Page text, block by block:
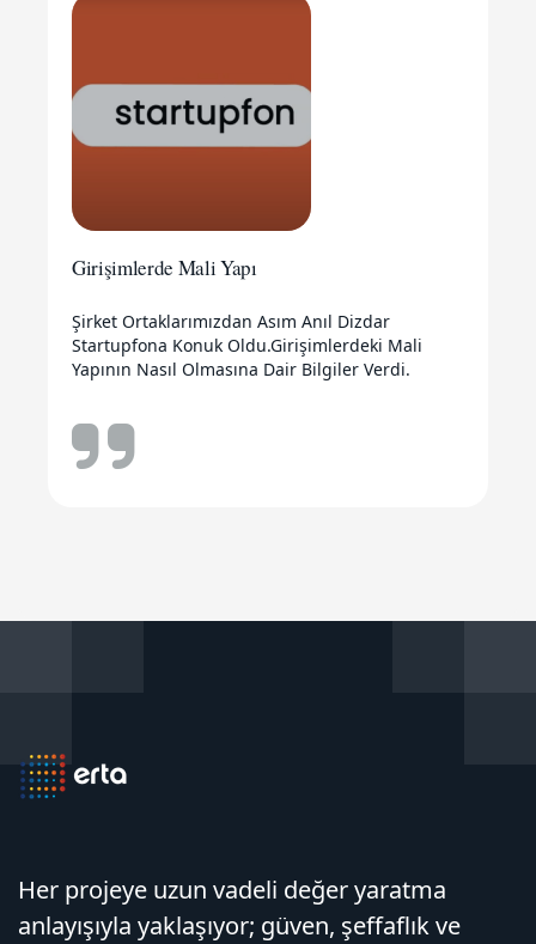
Girişimlerde Mali Yapı
Şirket Ortaklarımızdan Asım Anıl Dizdar
Startupfona Konuk Oldu.Girişimlerdeki Mali
Yapının Nasıl Olmasına Dair Bilgiler Verdi.
Her projeye uzun vadeli değer yaratma
anlayışıyla yaklaşıyor; güven, şeffaflık ve